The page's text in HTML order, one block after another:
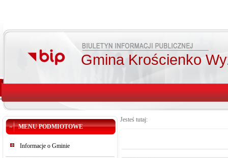
Gmina Krościenko
MENU PODMIOTOWE
Informacje o Gminie
Jesteś tutaj: